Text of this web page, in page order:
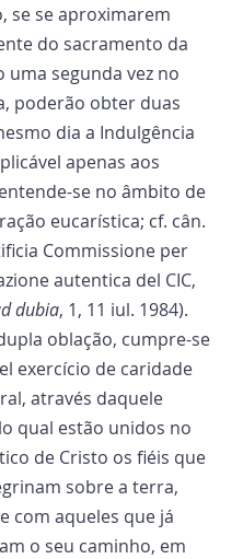
se se aproximarem
do sacramento da
uma segunda vez no
poderão obter duas
dia a Indulgência
apenas aos
se no âmbito de
eucarística; cf. cân.
Commissione per
autentica del CIC,
dubia, 1, 11 iul. 1984).
oblação, cumpre-se
exercício de caridade
através daquele
qual estão unidos no
de Cristo os fiéis que
sobre a terra,
com aqueles que já
o seu caminho, em